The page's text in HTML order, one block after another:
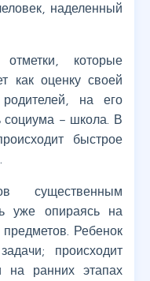
наделенный
которые
как оценку своей
на его
социума – школа. В
быстрое
существенным
уже опираясь на
Ребенок
происходит
на ранних этапах